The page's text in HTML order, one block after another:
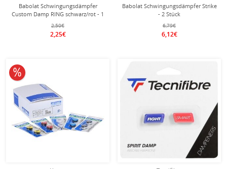
Babolat Schwingungsdämpfer
Custom Damp RING schwarz/rot - 1
Stück
2,50€
2,25€
Babolat Schwingungsdämpfer Strike
- 2 Stück
6,79€
6,12€
10% reduziert